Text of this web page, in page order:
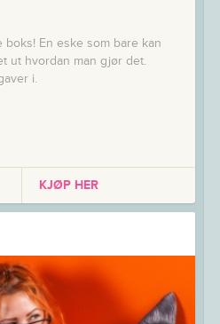
En eske som bare kan
ut hvordan man gjør det.
i.
KJØP HER